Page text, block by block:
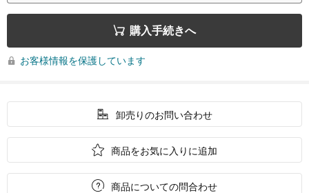
 購入手続きへ
 お客様情報を保護しています
 卸売りのお問い合わせ
 商品をお気に入りに追加
 商品についての問合わせ